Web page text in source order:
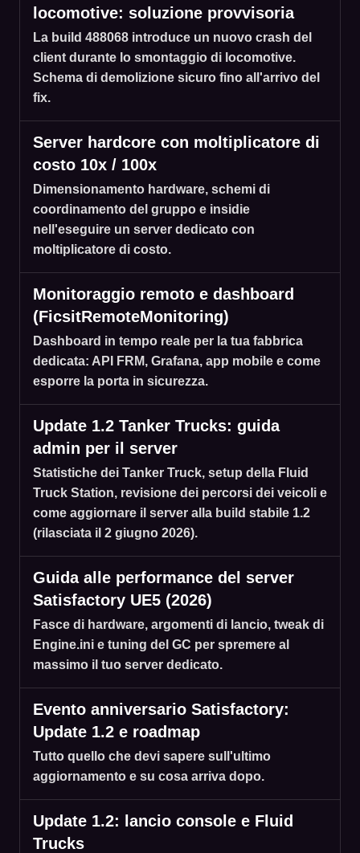
locomotive: soluzione provvisoria
La build 488068 introduce un nuovo crash del
client durante lo smontaggio di locomotive.
Schema di demolizione sicuro fino all'arrivo del
fix.
Server hardcore con moltiplicatore di
costo 10x / 100x
Dimensionamento hardware, schemi di
coordinamento del gruppo e insidie
nell'eseguire un server dedicato con
moltiplicatore di costo.
Monitoraggio remoto e dashboard
(FicsitRemoteMonitoring)
Dashboard in tempo reale per la tua fabbrica
dedicata: API FRM, Grafana, app mobile e come
esporre la porta in sicurezza.
Update 1.2 Tanker Trucks: guida
admin per il server
Statistiche dei Tanker Truck, setup della Fluid
Truck Station, revisione dei percorsi dei veicoli e
come aggiornare il server alla build stabile 1.2
(rilasciata il 2 giugno 2026).
Guida alle performance del server
Satisfactory UE5 (2026)
Fasce di hardware, argomenti di lancio, tweak di
Engine.ini e tuning del GC per spremere al
massimo il tuo server dedicato.
Evento anniversario Satisfactory:
Update 1.2 e roadmap
Tutto quello che devi sapere sull'ultimo
aggiornamento e su cosa arriva dopo.
Update 1.2: lancio console e Fluid
Trucks